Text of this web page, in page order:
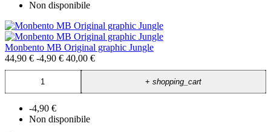
Non disponibile
Monbento MB Original graphic Jungle
44,90 € -4,90 € 40,00 €
+shopping_cart
-4,90 €
Non disponibile